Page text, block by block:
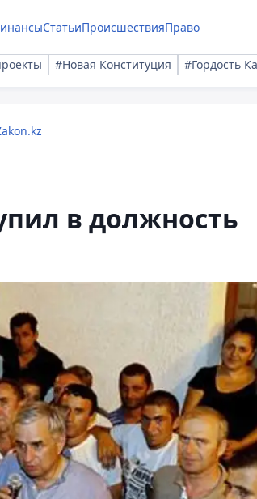
СтатьиПроисшествияПраво
#Новая Конституция #Гордость
в должность